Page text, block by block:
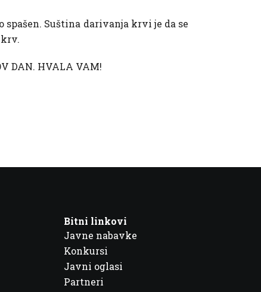
Suština darivanja krvi je da se
DAN. HVALA VAM!
Bitni linkovi
Javne nabavke
Konkursi
Javni oglasi
Partneri